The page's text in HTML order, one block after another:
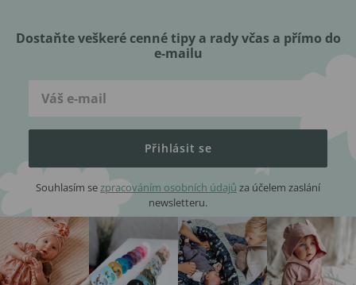
Dostaňte veškeré cenné tipy a rady včas a přímo do
e-mailu
Přihlásit se
Souhlasím sezpracováním osobních údajů za účelem zaslání
newsletteru.